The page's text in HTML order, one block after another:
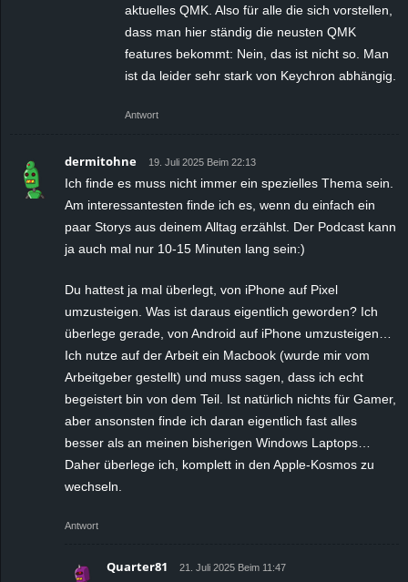
aktuelles QMK. Also für alle die sich vorstellen,
dass man hier ständig die neusten QMK
features bekommt: Nein, das ist nicht so. Man
ist da leider sehr stark von Keychron abhängig.
Antwort
dermitohne 19. Juli 2025 Beim 22:13
Ich finde es muss nicht immer ein spezielles Thema sein.
Am interessantesten finde ich es, wenn du einfach ein
paar Storys aus deinem Alltag erzählst. Der Podcast kann
ja auch mal nur 10-15 Minuten lang sein:)
Du hattest ja mal überlegt, von iPhone auf Pixel
umzusteigen. Was ist daraus eigentlich geworden? Ich
überlege gerade, von Android auf iPhone umzusteigen…
Ich nutze auf der Arbeit ein Macbook (wurde mir vom
Arbeitgeber gestellt) und muss sagen, dass ich echt
begeistert bin von dem Teil. Ist natürlich nichts für Gamer,
aber ansonsten finde ich daran eigentlich fast alles
besser als an meinen bisherigen Windows Laptops…
Daher überlege ich, komplett in den Apple-Kosmos zu
wechseln.
Antwort
Quarter81 21. Juli 2025 Beim 11:47